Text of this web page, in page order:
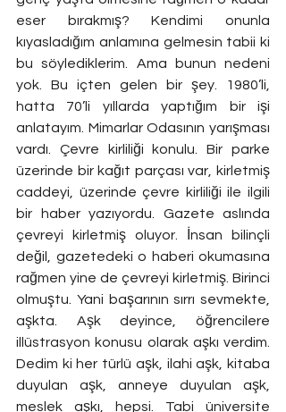
eser bırakmış? Kendimi onunla
kıyasladığım anlamına gelmesin tabii ki
bu söylediklerim. Ama bunun nedeni
yok. Bu içten gelen bir şey. 1980’li,
hatta 70’li yıllarda yaptığım bir işi
anlatayım. Mimarlar Odasının yarışması
vardı. Çevre kirliliği konulu. Bir parke
üzerinde bir kağıt parçası var, kirletmiş
caddeyi, üzerinde çevre kirliliği ile ilgili
bir haber yazıyordu. Gazete aslında
çevreyi kirletmiş oluyor. İnsan bilinçli
değil, gazetedeki o haberi okumasına
rağmen yine de çevreyi kirletmiş. Birinci
olmuştu. Yani başarının sırrı sevmekte,
aşkta. Aşk deyince, öğrencilere
illüstrasyon konusu olarak aşkı verdim.
Dedim ki her türlü aşk, ilahi aşk, kitaba
duyulan aşk, anneye duyulan aşk,
meslek aşkı, hepsi. Tabi üniversite